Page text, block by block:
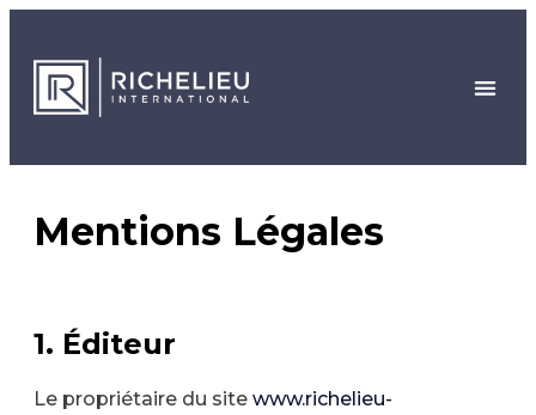
Mentions Légales
1. Éditeur
Le propriétaire du site www.richelieu-